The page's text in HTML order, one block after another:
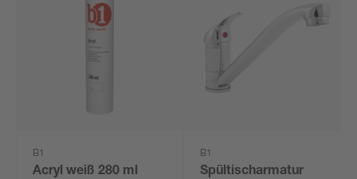
B1
Acryl weiß 280 ml
B1
Spültischarmatur